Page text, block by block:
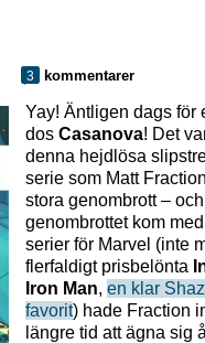
3 kommentarer
Yay! Äntligen dags för
dos Casanova! Det
denna hejdlösa
serie som Matt
stora genombrott –
genombrottet kom
serier för Marvel (inte
flerfaldigt prisbelönta
Iron Man, en klar
favorit) hade Fraction
längre tid att ägna sig